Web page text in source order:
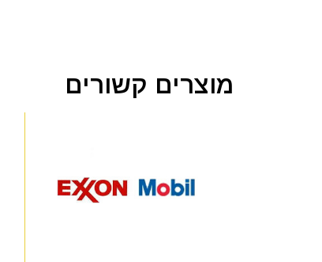
מוצרים קשורים